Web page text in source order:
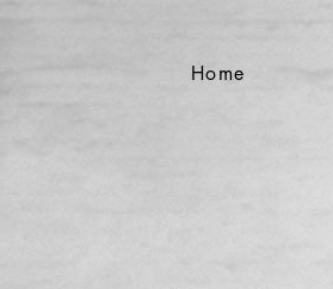
Home